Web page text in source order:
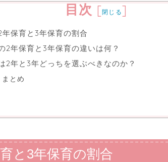
目次 [閉じる]
年保育と3年保育の割合
2年保育と3年保育の違いは何？
2年と3年どっちを選ぶべきなのか？
まとめ
と3年保育の割合